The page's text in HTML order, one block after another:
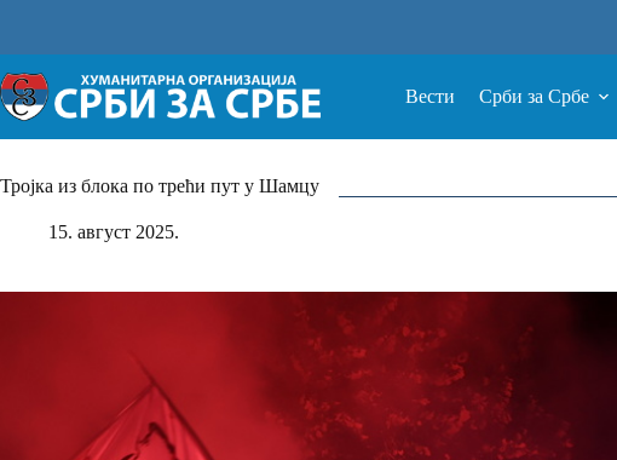
Вести Срби за Србе
Тројка из блока по трећи пут у Шамцу
15. август 2025.